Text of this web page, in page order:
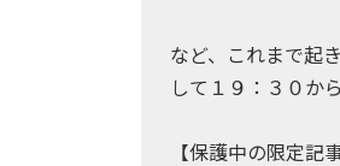
など、これまで起
して１９：３０か
【保護中の限定記